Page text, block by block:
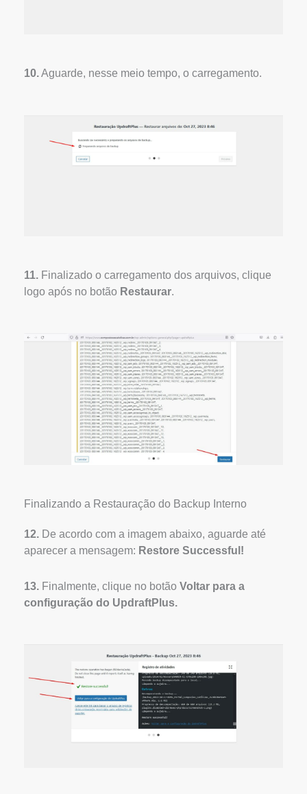
10.Aguarde, nesse meio tempo, o carregamento.
11. Finalizado o carregamento dos arquivos, clique
logo após no botão Restaurar.
Finalizando a Restauração do Backup Interno
12. De acordo com a imagem abaixo, aguarde até
aparecer a mensagem: Restore Successful!
13. Finalmente, clique no botão Voltar para a
configuração do UpdraftPlus.